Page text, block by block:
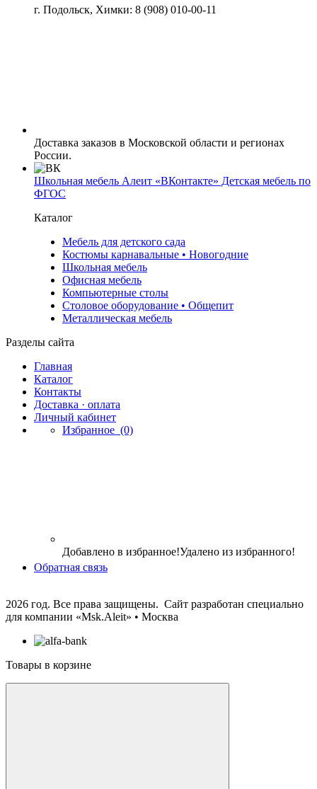
г. Подольск, Химки: 8 (908) 010-00-11
Доставка заказов в Московской области и регионах
России.
Школьная мебель Алеит «ВКонтакте» Детская мебель по
ФГОС
Каталог
Мебель для детского сада
Костюмы карнавальные • Новогодние
Школьная мебель
Офисная мебель
Компьютерные столы
Столовое оборудование • Общепит
Металлическая мебель
Разделы сайта
Главная
Каталог
Контакты
Доставка · оплата
Личный кабинет
Избранное (0)
Добавлено в избранное!Удалено из избранного!
Обратная связь
2026 год. Все права защищены. Сайт разработан специально
для компании «Msk.Aleit» • Москва
Товары в корзине